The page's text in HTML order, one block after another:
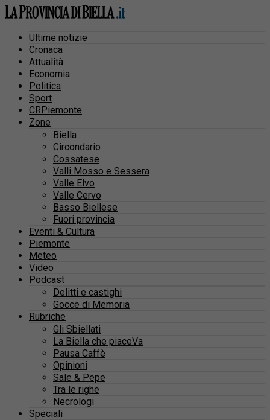
Ultime notizie
Cronaca
Attualità
Economia
Politica
Sport
CRPiemonte
Zone
Biella
Circondario
Cossatese
Valli Mosso e Sessera
Valle Elvo
Valle Cervo
Basso Biellese
Fuori provincia
Eventi & Cultura
Piemonte
Meteo
Video
Podcast
Delitti e castighi
Gocce di Memoria
Rubriche
Gli Sbiellati
La Biella che piaceVa
Pausa Caffè
Opinioni
Sale & Pepe
Tra le righe
Necrologi
Speciali